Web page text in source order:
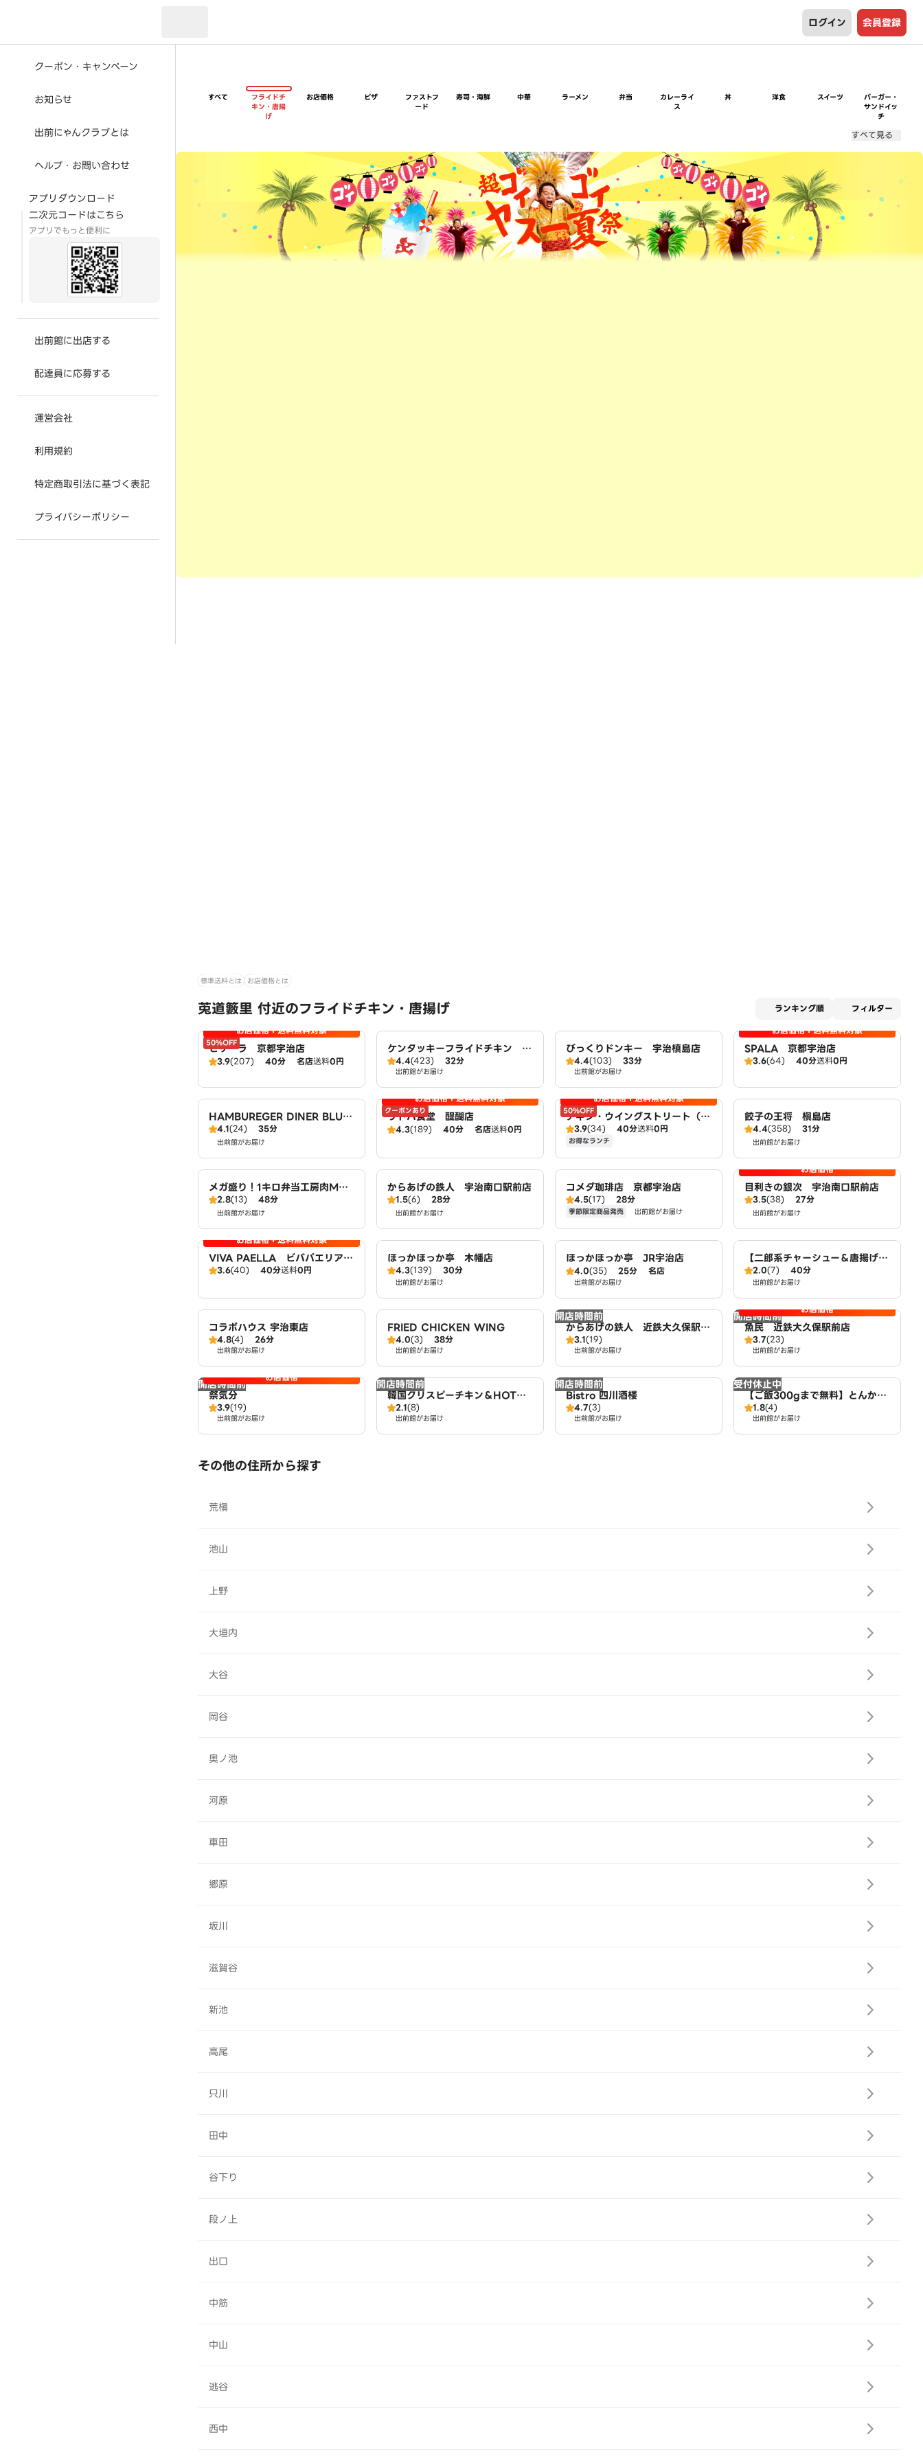
ログイン 会員登録
クーポン・キャンペーン
お知らせ
出前にゃんクラブとは
ヘルプ・お問い合わせ
アプリダウンロード
二次元コードはこちら
アプリでもっと便利に
出前館に出店する
配達員に応募する
運営会社
利用規約
特定商取引法に基づく表記
プライバシーポリシー
すべて
フライドチ
キン・唐揚
げ
お店価格 ピザ
ファストフ
ード
寿司・海鮮 中華 ラーメン 弁当
カレーライ
ス
丼 洋食 スイーツ
バーガー・
サンドイッ
チ
すべて見る
超ゴイゴイヤスー夏祭
標準送料とは お店価格とは
莵道籔里 付近のフライドチキン・唐揚げ ランキング順 フィルター
50%OFF
お店価格＋送料無料対象
ピザーラ 京都宇治店
3.9(207) 40分 名店送料0円
ケンタッキーフライドチキン 槙
島店
4.4(423) 32分
出前館がお届け
びっくりドンキー 宇治槙島店
4.4(103) 33分
出前館がお届け
お店価格＋送料無料対象
SPALA 京都宇治店
3.6(64) 40分送料0円
HAMBUREGER DINER BLUE
PLANET
4.1(24) 35分
出前館がお届け
クーポンあり
お店価格＋送料無料対象
リトパ食堂 醍醐店
4.3(189) 40分 名店送料0円
50%OFF
お店価格＋送料無料対象
チキン・ウイングストリート（取
扱：ピザハット宇治小倉店）
3.9(34) 40分送料0円
お得なランチ
餃子の王将 槇島店
4.4(358) 31分
出前館がお届け
メガ盛り！1キロ弁当工房肉MA
X！大盛りからあげお弁当 宇治
小倉店
2.8(13) 48分
出前館がお届け
からあげの鉄人 宇治南口駅前店
1.5(6) 28分
出前館がお届け
コメダ珈琲店 京都宇治店
4.5(17) 28分
季節限定商品発売 出前館がお届け
お店価格
目利きの銀次 宇治南口駅前店
3.5(38) 27分
出前館がお届け
お店価格＋送料無料対象
VIVA PAELLA ビバパエリア
京都宇治店
3.6(40) 40分送料0円
ほっかほっか亭 木幡店
4.3(139) 30分
出前館がお届け
ほっかほっか亭 JR宇治店
4.0(35) 25分 名店
出前館がお届け
【二郎系チャーシュー＆唐揚げ
丼】豚エース 宇治小倉店
2.0(7) 40分
出前館がお届け
コラボハウス 宇治東店
4.8(4) 26分
出前館がお届け
FRIED CHICKEN WING
4.0(3) 38分
出前館がお届け
開店時間前
からあげの鉄人 近鉄大久保駅前
店3.1(19)
出前館がお届け
開店時間前 お店価格
魚民 近鉄大久保駅前店
3.7(23)
出前館がお届け
開店時間前 お店価格
祭気分
3.9(19)
出前館がお届け
開店時間前
韓国クリスピーチキン＆HOTド
ッグ チキンモッコパ 近鉄大久
保駅前店
2.1(8)
出前館がお届け
開店時間前
Bistro 四川酒楼
4.7(3)
出前館がお届け
受付休止中
【ご飯300gまで無料】とんか
つ とん彩 近鉄小倉駅西店
1.8(4)
出前館がお届け
その他の住所から探す
荒槇
池山
上野
大垣内
大谷
岡谷
奥ノ池
河原
車田
郷原
坂川
滋賀谷
新池
高尾
只川
田中
谷下り
段ノ上
出口
中筋
中山
逃谷
西中